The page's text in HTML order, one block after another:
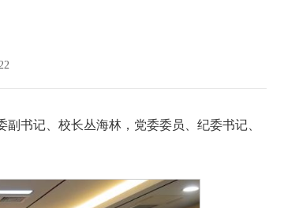
书记、校长丛海林，党委委员、纪委书记、